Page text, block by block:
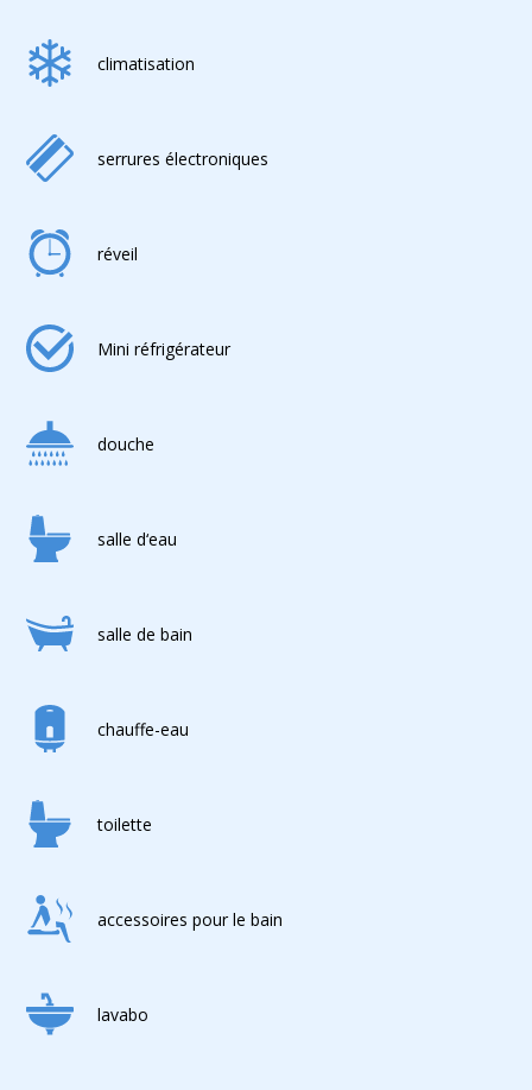
climatisation
serrures électroniques
réveil
Mini réfrigérateur
douche
salle d‘eau
salle de bain
chauffe-eau
toilette
accessoires pour le bain
lavabo